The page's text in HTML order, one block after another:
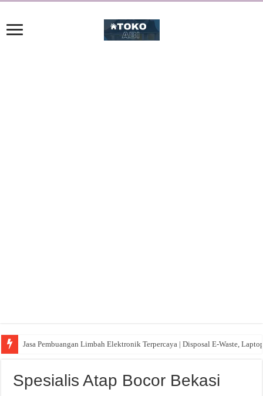
Jasa Pembuangan Limbah Elektronik Terpercaya | Disposal E-Waste,
Spesialis Atap Bocor Bekasi